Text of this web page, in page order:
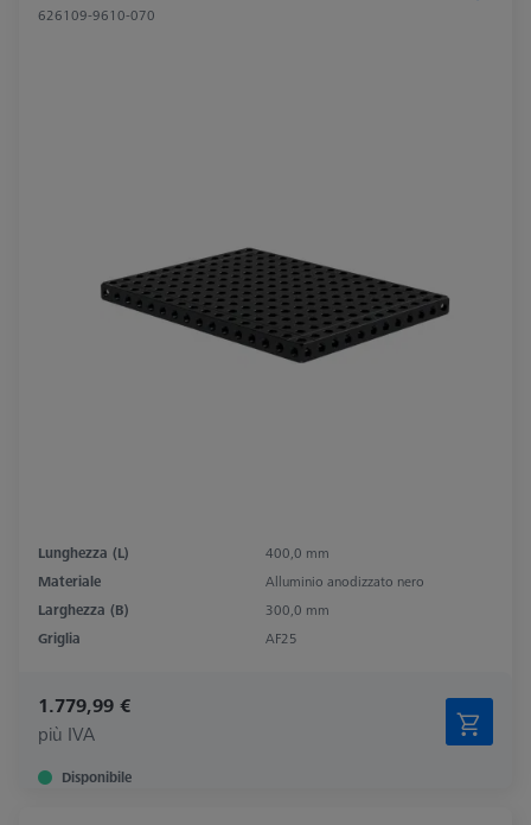
626109-9610-070
Lunghezza (L)
400,0 mm
Materiale
Alluminio anodizzato nero
Larghezza (B)
300,0 mm
Griglia
AF25
1.779,99 €
più IVA
Disponibile